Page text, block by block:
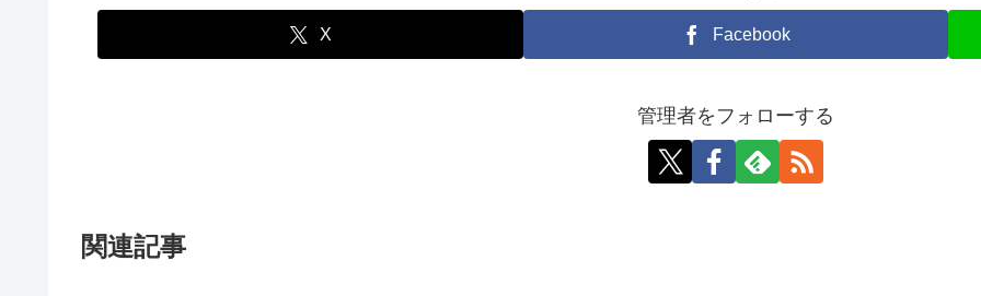
X Facebook
管理者をフォローする
関連記事